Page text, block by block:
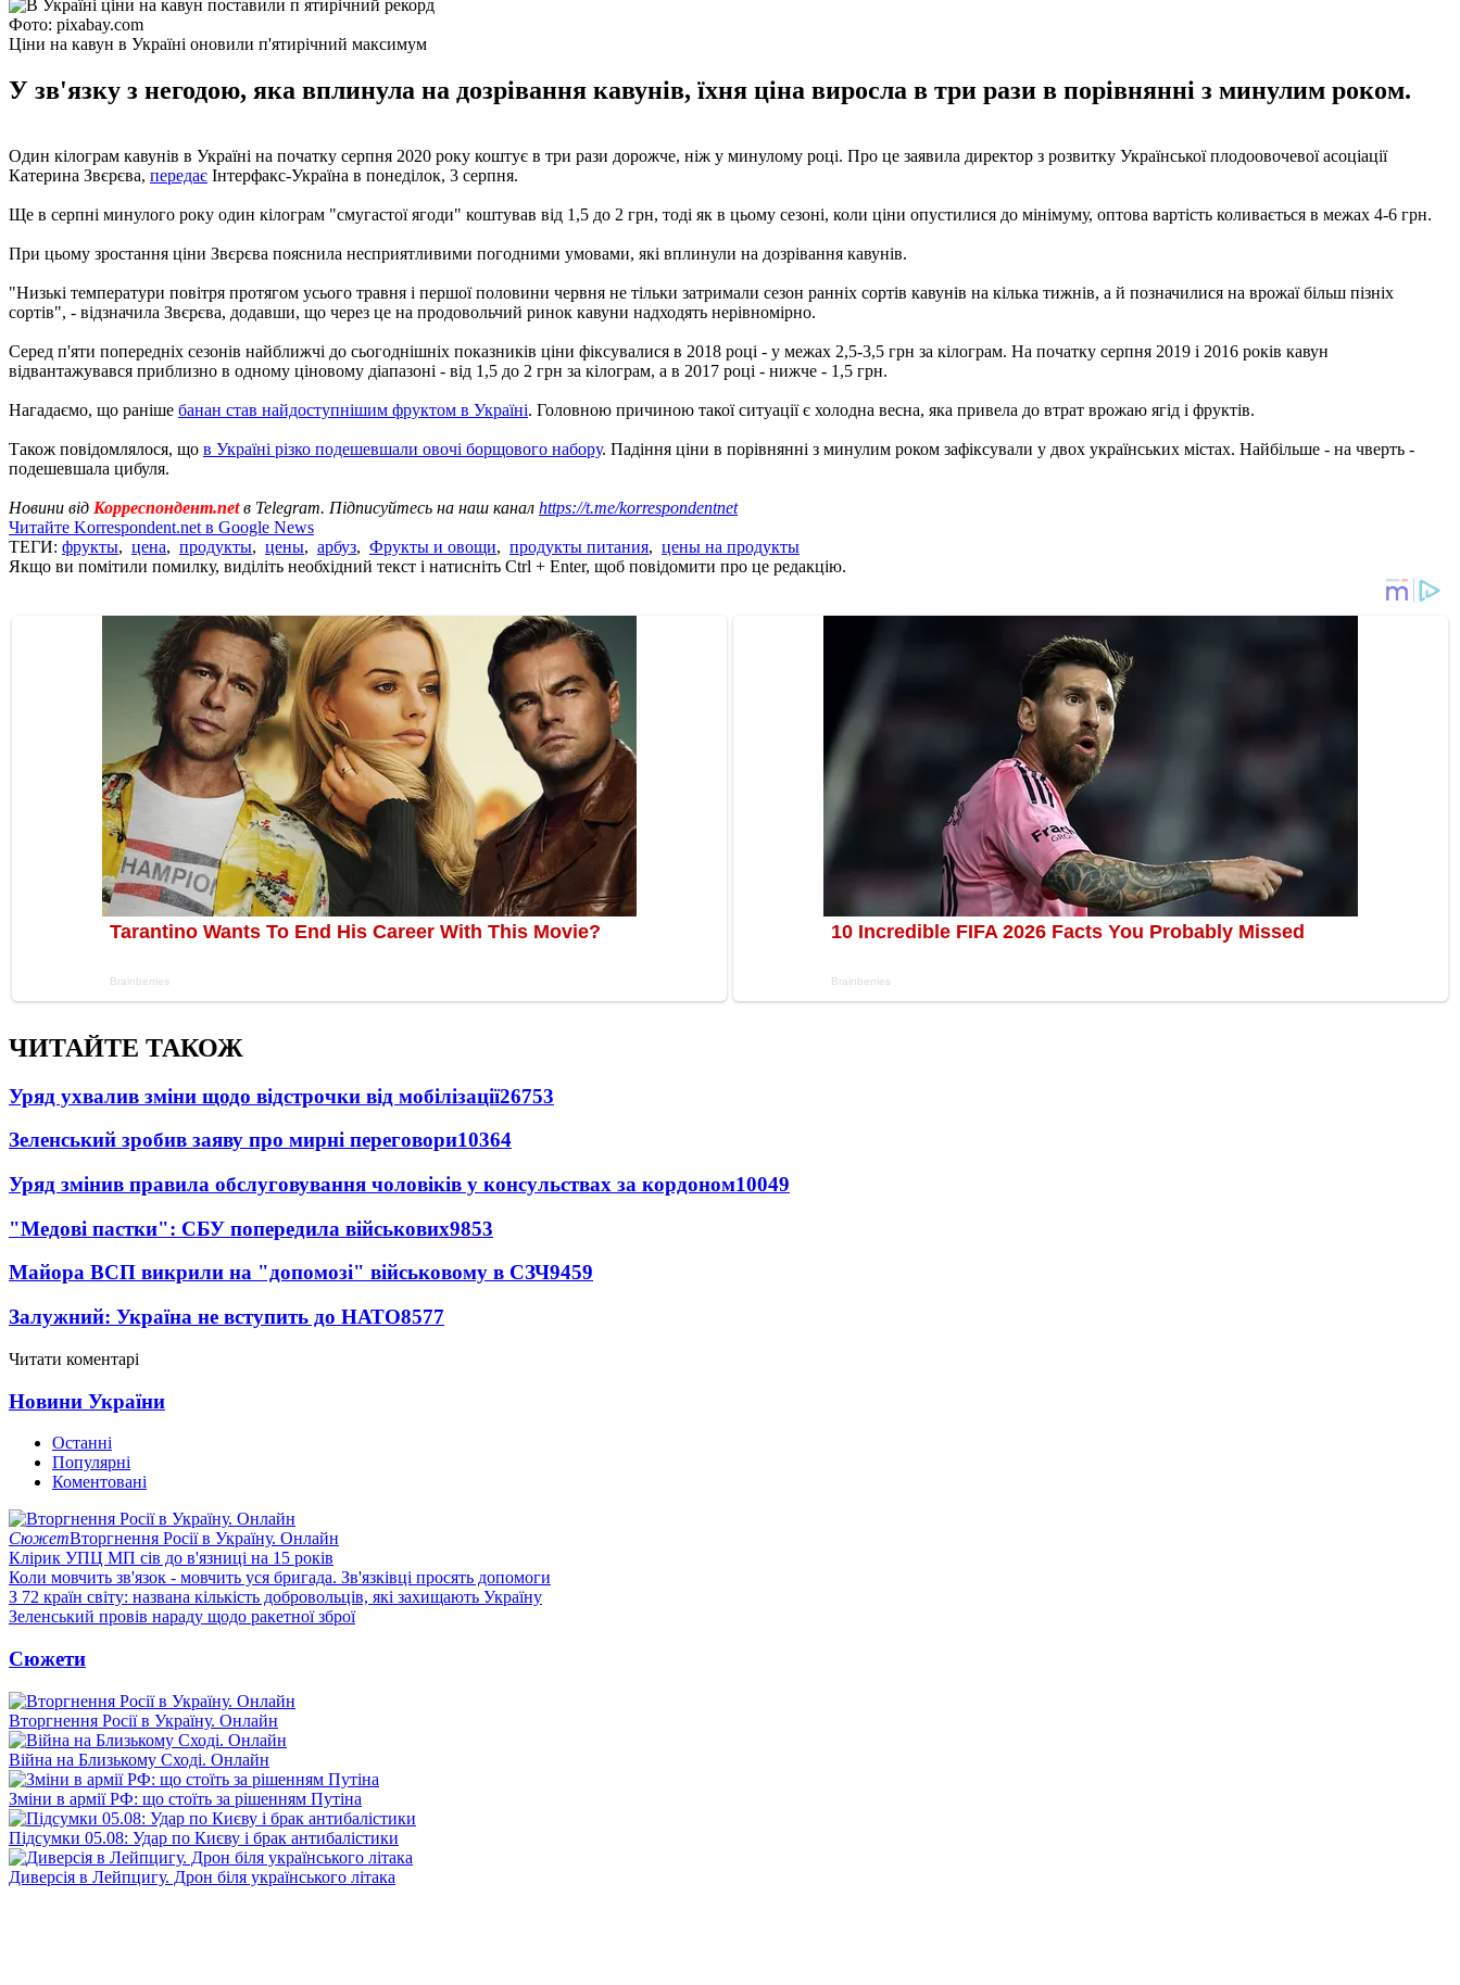
Фото: pixabay.com
Ціни на кавун в Україні оновили п'ятирічний максимум
У зв'язку з негодою, яка вплинула на дозрівання кавунів, їхня ціна виросла в три рази в порівнянні з минулим роком.
Один кілограм кавунів в Україні на початку серпня 2020 року коштує в три рази дорожче, ніж у минулому році. Про це заявила директор з розвитку Української плодоовочевої асоціації
Катерина Звєрєва, передає Інтерфакс-Україна в понеділок, 3 серпня.
Ще в серпні минулого року один кілограм "смугастої ягоди" коштував від 1,5 до 2 грн, тоді як в цьому сезоні, коли ціни опустилися до мінімуму, оптова вартість коливається в межах 4-6 грн.
При цьому зростання ціни Звєрєва пояснила несприятливими погодними умовами, які вплинули на дозрівання кавунів.
"Низькі температури повітря протягом усього травня і першої половини червня не тільки затримали сезон ранніх сортів кавунів на кілька тижнів, а й позначилися на врожаї більш пізніх
сортів", - відзначила Звєрєва, додавши, що через це на продовольчий ринок кавуни надходять нерівномірно.
Серед п'яти попередніх сезонів найближчі до сьогоднішніх показників ціни фіксувалися в 2018 році - у межах 2,5-3,5 грн за кілограм. На початку серпня 2019 і 2016 років кавун
відвантажувався приблизно в одному ціновому діапазоні - від 1,5 до 2 грн за кілограм, а в 2017 році - нижче - 1,5 грн.
Нагадаємо, що раніше банан став найдоступнішим фруктом в Україні. Головною причиною такої ситуації є холодна весна, яка привела до втрат врожаю ягід і фруктів.
Також повідомлялося, що в Україні різко подешевшали овочі борщового набору. Падіння ціни в порівнянні з минулим роком зафіксували у двох українських містах. Найбільше - на чверть -
подешевшала цибуля.
Новини від Корреспондент.netв Telegram. Підписуйтесь на наш канал https://t.me/korrespondentnet
Читайте Korrespondent.net в Google News
ТЕГИ: фрукты, цена, продукты, цены, арбуз, Фрукты и овощи, продукты питания, цены на продукты
Якщо ви помітили помилку, виділіть необхідний текст і натисніть Ctrl + Enter, щоб повідомити про це редакцію.
ЧИТАЙТЕ ТАКОЖ
Уряд ухвалив зміни щодо відстрочки від мобілізації26753
Зеленський зробив заяву про мирні переговори10364
Уряд змінив правила обслуговування чоловіків у консульствах за кордоном10049
"Медові пастки": СБУ попередила військових9853
Майора ВСП викрили на "допомозі" військовому в СЗЧ9459
Залужний: Україна не вступить до НАТО8577
Читати коментарі
Новини України
Останні
Популярні
Коментовані
СюжетВторгнення Росії в Україну. Онлайн
Клірик УПЦ МП сів до в'язниці на 15 років
Коли мовчить зв'язок - мовчить уся бригада. Зв'язківці просять допомоги
З 72 країн світу: названа кількість добровольців, які захищають Україну
Зеленський провів нараду щодо ракетної зброї
Сюжети
Вторгнення Росії в Україну. Онлайн
Війна на Близькому Сході. Онлайн
Зміни в армії РФ: що стоїть за рішенням Путіна
Підсумки 05.08: Удар по Києву і брак антибалістики
Диверсія в Лейпцигу. Дрон біля українського літака